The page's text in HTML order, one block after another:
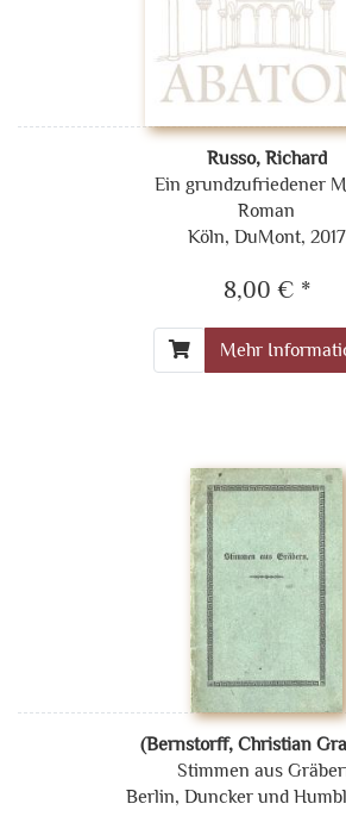
Russo, Richard
Ein grundzufriedener
Roman
Köln, DuMont, 2017
8,00 € *
Mehr
(Bernstorff, Christian
Stimmen aus
Berlin, Duncker und